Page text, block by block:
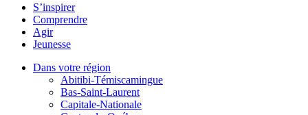
S’inspirer
Comprendre
Agir
Jeunesse
Dans votre région
Abitibi-Témiscamingue
Bas-Saint-Laurent
Capitale-Nationale